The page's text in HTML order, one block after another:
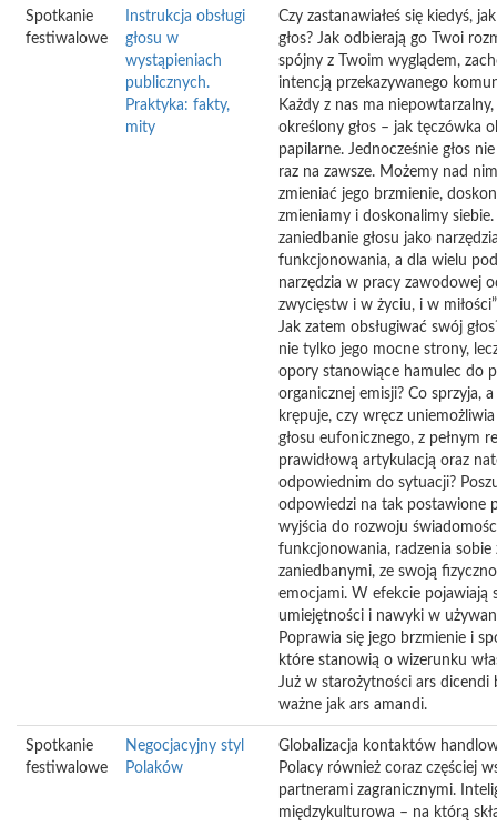
Spotkanie
festiwalowe
Instrukcja obsługi
głosu w
wystąpieniach
publicznych.
Praktyka: fakty,
mity
Czy zastanawiałeś się kiedyś,
głos? Jak odbierają go Twoi
spójny z Twoim wyglądem,
intencją przekazywanego
Każdy z nas ma
określony głos – jak tęczówka
papilarne. Jednocześnie głos
raz na zawsze. Możemy nad
zmieniać jego brzmienie,
zmieniamy i doskonalimy
zaniedbanie głosu jako
funkcjonowania, a dla wielu
narzędzia w pracy zawodowej
zwycięstw i w życiu, i w
Jak zatem obsługiwać swój
nie tylko jego mocne strony,
opory stanowiące hamulec do
organicznej emisji? Co sprzyja,
krępuje, czy wręcz
głosu eufonicznego, z pełnym
prawidłową artykulacją oraz
odpowiednim do sytuacji?
odpowiedzi na tak postawione
wyjścia do rozwoju
funkcjonowania, radzenia sobie
zaniedbanymi, ze swoją
emocjami. W efekcie pojawiają
umiejętności i nawyki w
Poprawia się jego brzmienie i
które stanowią o wizerunku
Już w starożytności ars dicendi
ważne jak ars amandi.
Spotkanie
festiwalowe
Negocjacyjny styl
Polaków
Globalizacja kontaktów
Polacy również coraz częściej
partnerami zagranicznymi.
międzykulturowa – na którą